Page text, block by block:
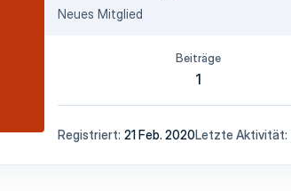
Neues Mitglied
Beiträge
1
Registriert 21 Feb. 2020Letzte Aktivität